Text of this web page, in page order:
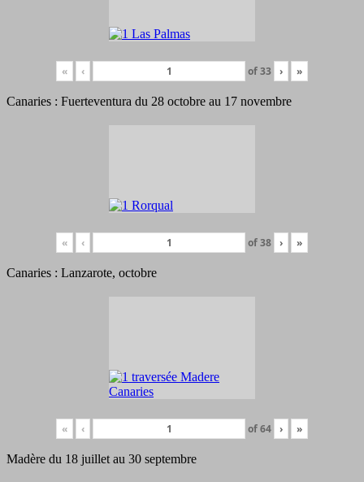
« ‹ of33 › »
Canaries : Fuerteventura du 28 octobre au 17 novembre
« ‹ of38 › »
Canaries : Lanzarote, octobre
« ‹ of64 › »
Madère du 18 juillet au 30 septembre